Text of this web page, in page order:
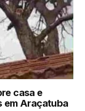
casa e
em Araçatuba